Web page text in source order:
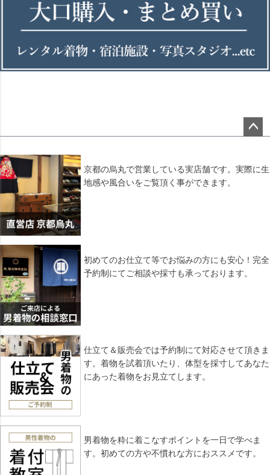
ップ
京都の烏丸で営業している実店舗です。実際に生
地感や風合いをご覧頂く事ができます。
初めてのお仕立て等でお悩みの方にも安心！完全
予約制にてご相談や採寸も承っております。
仕立て＆販売会では予約制にて対応させて頂きま
す。着物を試着頂いたり、体型を採寸してあなた
にあった着物をお見立てします。
男着物を粋に着こなすポイントを一日で学べま
す。初めての方や不慣れな方におススメです。